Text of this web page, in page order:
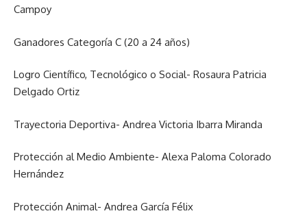
Campoy
Ganadores Categoría C (20 a 24 años)
Logro Científico, Tecnológico o Social- Rosaura Patricia
Delgado Ortiz
Trayectoria Deportiva- Andrea Victoria Ibarra Miranda
Protección al Medio Ambiente- Alexa Paloma Colorado
Hernández
Protección Animal- Andrea García Félix